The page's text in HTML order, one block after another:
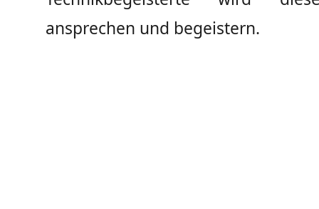
ansprechen und begeistern.